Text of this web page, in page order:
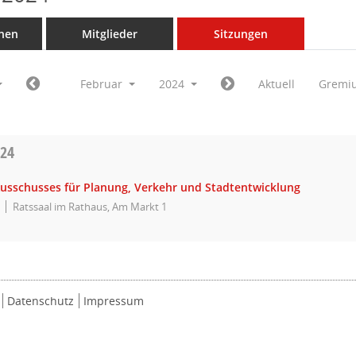
Mitglieder Sitzungen
Februar 2024 Aktuell
für Planung, Verkehr und Stadtentwicklung
Ratssaal im Rathaus, Am Markt 1
Datenschutz Impressum